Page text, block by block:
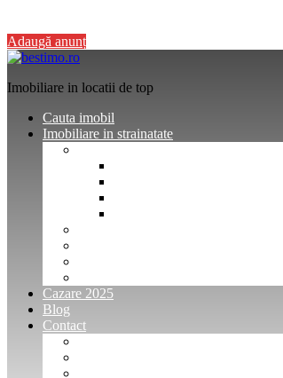
Adaugă anunț
Imobiliare in locatii de top
Cauta imobil
Imobiliare in strainatate
Cazare 2025
Blog
Contact